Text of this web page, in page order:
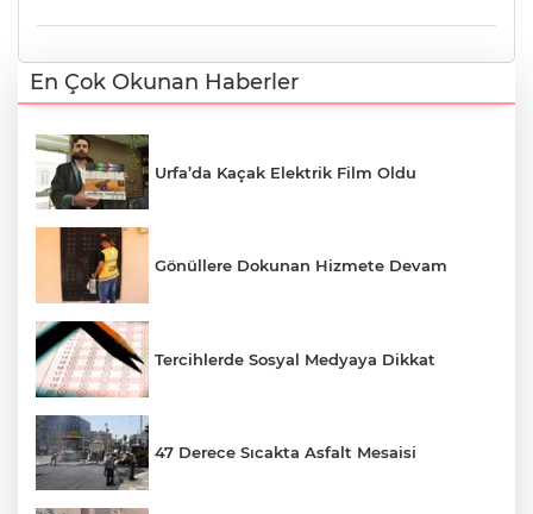
En Çok Okunan Haberler
Urfa’da Kaçak Elektrik Film Oldu
Gönüllere Dokunan Hizmete Devam
Tercihlerde Sosyal Medyaya Dikkat
47 Derece Sıcakta Asfalt Mesaisi